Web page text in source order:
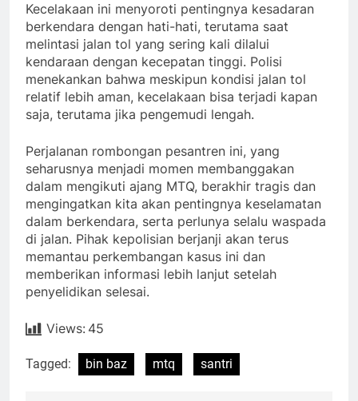
Kecelakaan ini menyoroti pentingnya kesadaran
berkendara dengan hati-hati, terutama saat
melintasi jalan tol yang sering kali dilalui
kendaraan dengan kecepatan tinggi. Polisi
menekankan bahwa meskipun kondisi jalan tol
relatif lebih aman, kecelakaan bisa terjadi kapan
saja, terutama jika pengemudi lengah.
Perjalanan rombongan pesantren ini, yang
seharusnya menjadi momen membanggakan
dalam mengikuti ajang MTQ, berakhir tragis dan
mengingatkan kita akan pentingnya keselamatan
dalam berkendara, serta perlunya selalu waspada
di jalan. Pihak kepolisian berjanji akan terus
memantau perkembangan kasus ini dan
memberikan informasi lebih lanjut setelah
penyelidikan selesai.
Views: 45
Tagged: bin baz mtq santri